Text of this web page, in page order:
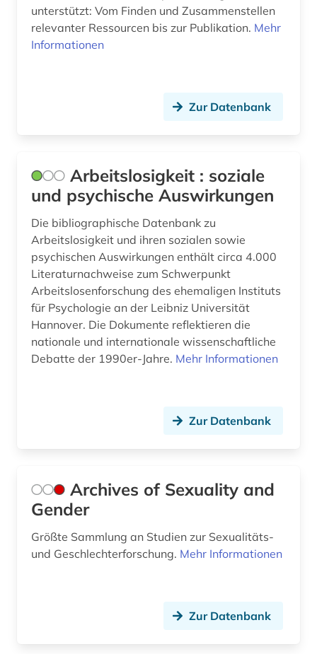
lehrerausbildung (3)
lehrerbildung (1)
lernprogramm (1)
lernumgebung (1)
lernverhalten (1)
lesbenbewegung (1)
lexikon (1)
linguistic (1)
management (1)
manuskript (1)
marxismus (1)
mathematik (3)
unterstützt: Vom Finden und Zusammenstellen
relevanter Ressourcen bis zur Publikation. Mehr
Informationen
Zur Datenbank
Arbeitslosigkeit : soziale
und psychische Auswirkungen
Die bibliographische Datenbank zu
Arbeitslosigkeit und ihren sozialen sowie
psychischen Auswirkungen enthält circa 4.000
Literaturnachweise zum Schwerpunkt
Arbeitslosenforschung des ehemaligen Instituts
für Psychologie an der Leibniz Universität
Hannover. Die Dokumente reflektieren die
nationale und internationale wissenschaftliche
Debatte der 1990er-Jahre. Mehr Informationen
Zur Datenbank
Archives of Sexuality and
Gender
Größte Sammlung an Studien zur Sexualitäts-
und Geschlechterforschung. Mehr Informationen
Zur Datenbank